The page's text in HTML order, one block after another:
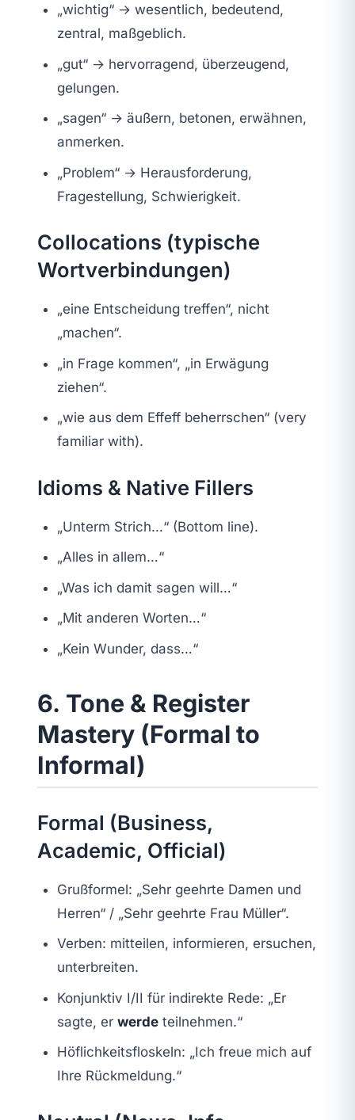
„wichtig“ → wesentlich, bedeutend,
zentral, maßgeblich.
„gut“ → hervorragend, überzeugend,
gelungen.
„sagen“ → äußern, betonen, erwähnen,
anmerken.
„Problem“ → Herausforderung,
Fragestellung, Schwierigkeit.
Collocations (typische
Wortverbindungen)
„eine Entscheidung treffen“, nicht
„machen“.
„in Frage kommen“, „in Erwägung
ziehen“.
„wie aus dem Effeff beherrschen“ (very
familiar with).
Idioms & Native Fillers
„Unterm Strich…“ (Bottom line).
„Alles in allem…“
„Was ich damit sagen will…“
„Mit anderen Worten…“
„Kein Wunder, dass…“
6. Tone & Register
Mastery (Formal to
Informal)
Formal (Business,
Academic, Official)
Grußformel: „Sehr geehrte Damen und
Herren“ / „Sehr geehrte Frau Müller“.
Verben: mitteilen, informieren, ersuchen,
unterbreiten.
Konjunktiv I/II für indirekte Rede: „Er
sagte, erwerde teilnehmen.“
Höflichkeitsfloskeln: „Ich freue mich auf
Ihre Rückmeldung.“